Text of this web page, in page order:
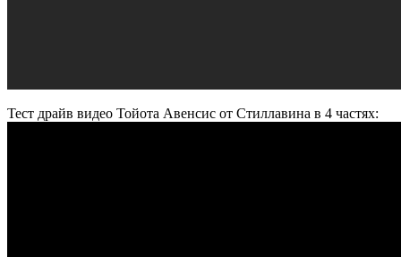
Тест драйв видео Тойота Авенсис от Стиллавина в 4 частях: